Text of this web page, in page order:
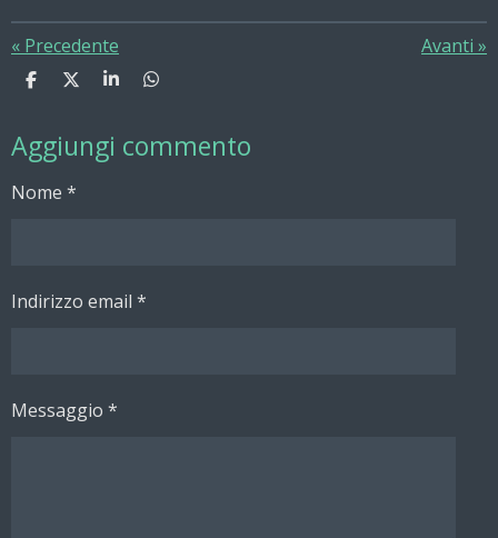
« Precedente Avanti »
C
d
i
i
C
d
i
i
C
d
i
C
d
i
Aggiungi commento
Nome *
Indirizzo email *
Messaggio *